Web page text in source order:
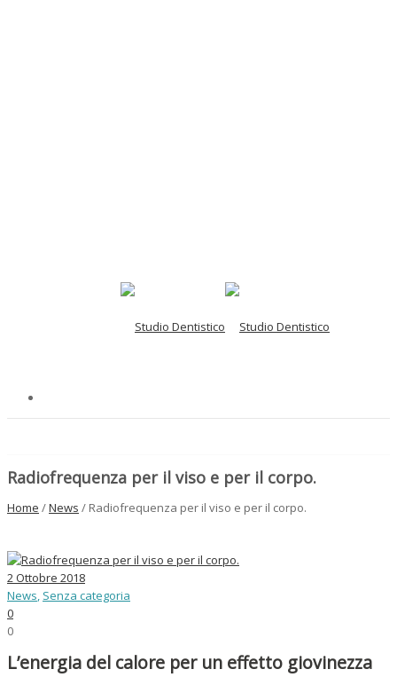
Radiofrequenza per il viso e per il corpo.
Home /News / Radiofrequenza per il viso e per il corpo.
2 Ottobre 2018
News, Senza categoria
0
0
L’energia del calore per un effetto giovinezza